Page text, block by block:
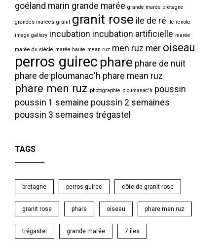
goéland marin grande marée grande marée bretagne
grandes marées granit granit rose ile de ré ile renote
image gallery incubation incubation artificielle marée
marée du siècle marée haute mean ruz men ruz mer oiseau
perros guirec phare phare de nuit
phare de ploumanac'h phare mean ruz
phare men ruz photographie ploumanac'h poussin
poussin 1 semaine poussin 2 semaines
poussin 3 semaines trégastel
TAGS
bretagne perros guirec côte de granit rose
granit rose phare oiseau phare men ruz
trégastel grande marée 7 îles